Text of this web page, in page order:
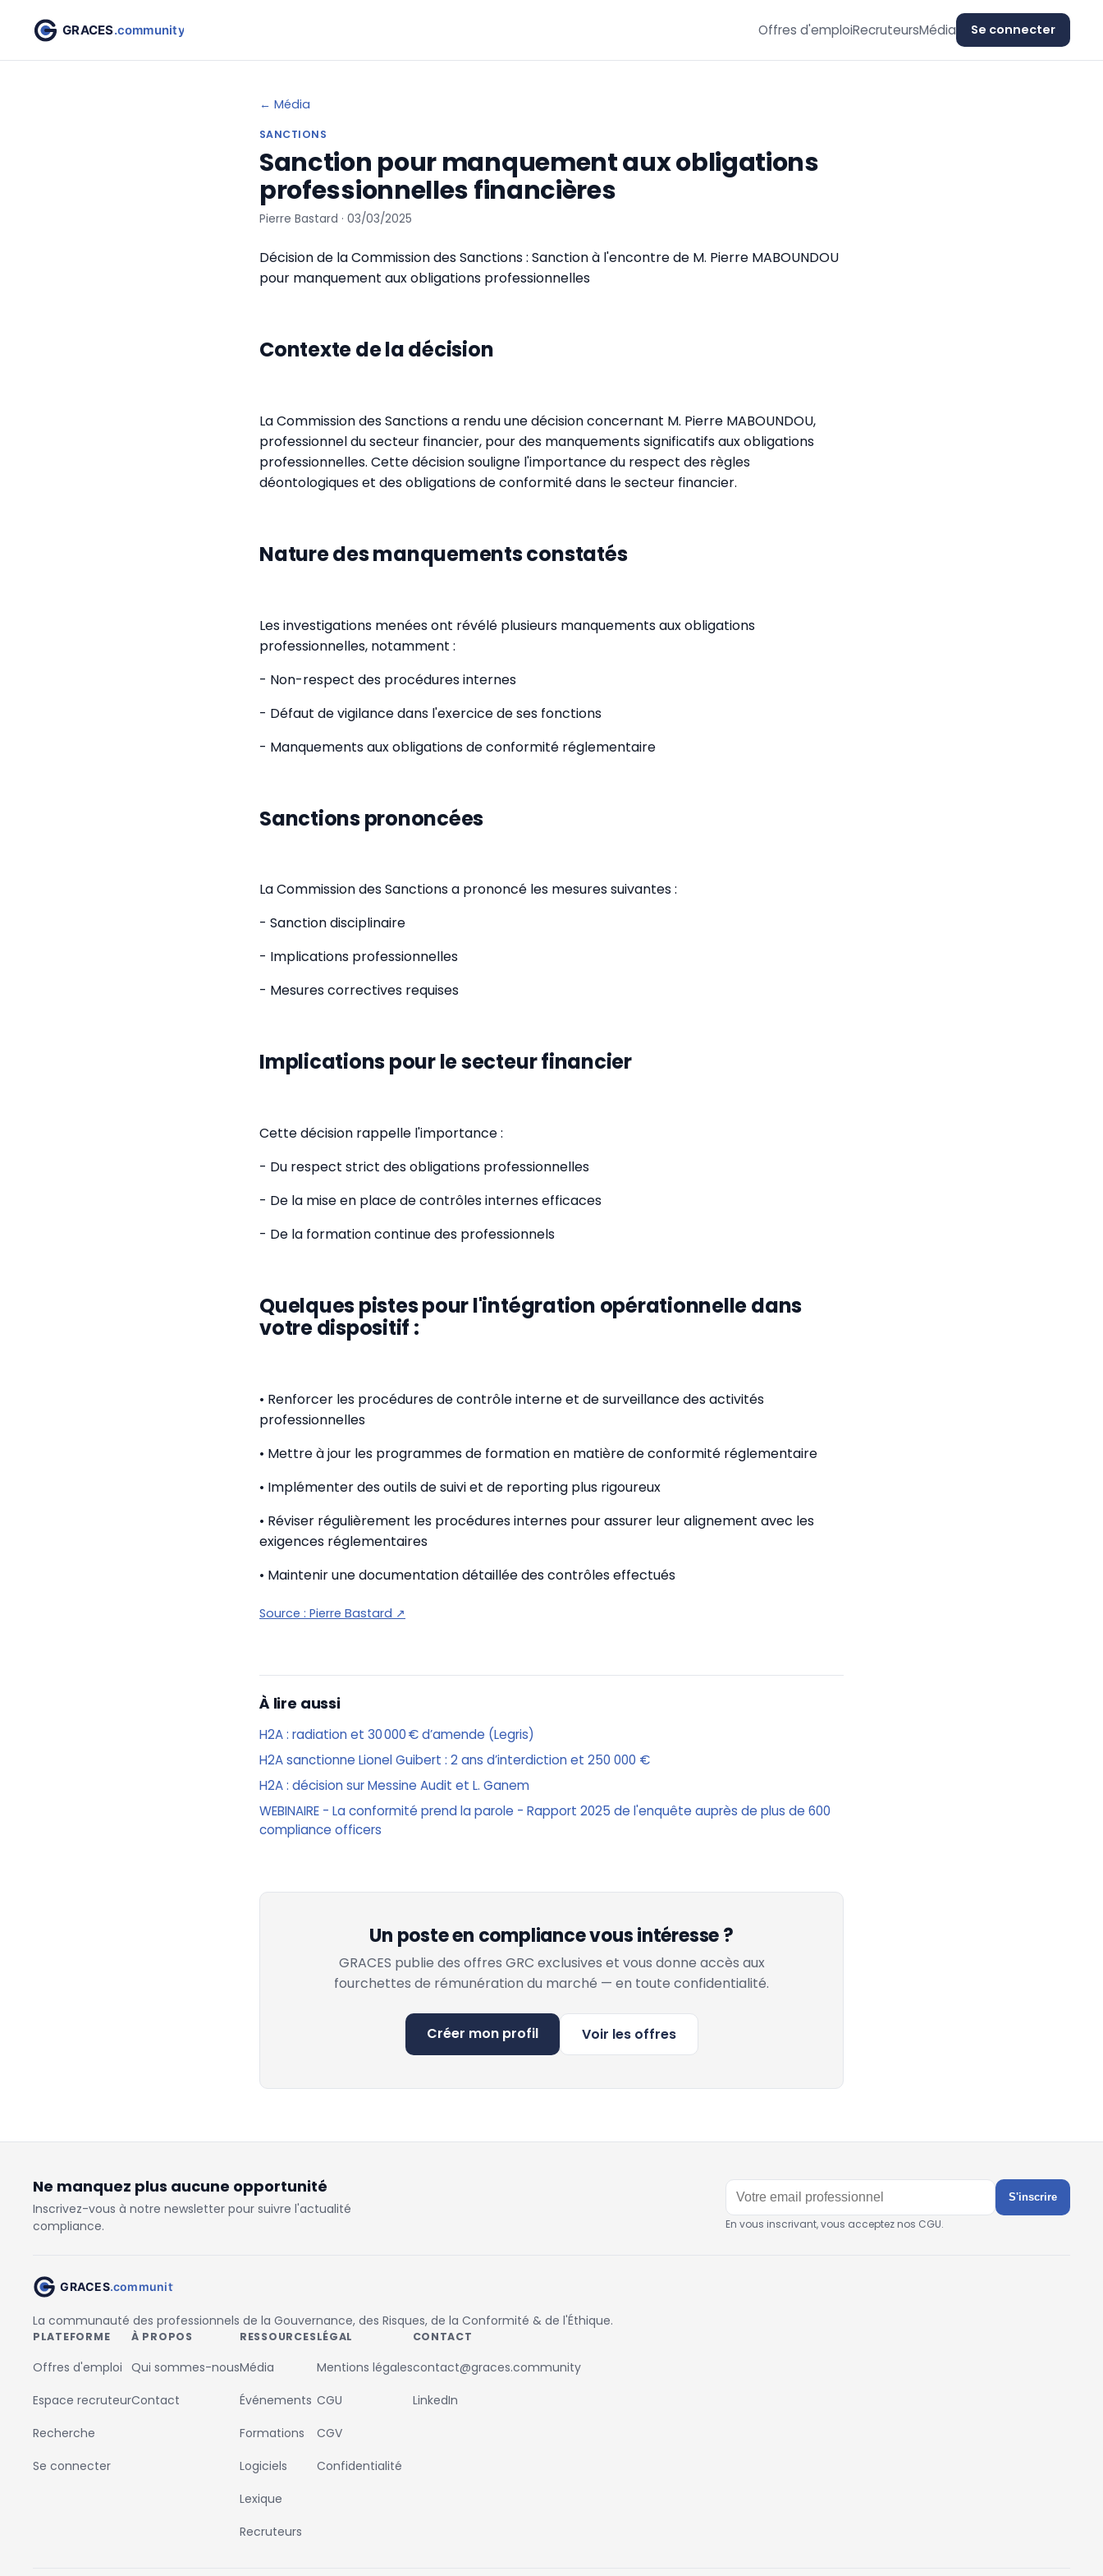
Offres d'emploiRecruteursMédia Se connecter
← Média
SANCTIONS
Sanction pour manquement aux obligations
professionnelles financières
Pierre Bastard · 03/03/2025
Décision de la Commission des Sanctions : Sanction à l'encontre de M. Pierre MABOUNDOU
pour manquement aux obligations professionnelles
Contexte de la décision
La Commission des Sanctions a rendu une décision concernant M. Pierre MABOUNDOU,
professionnel du secteur financier, pour des manquements significatifs aux obligations
professionnelles. Cette décision souligne l'importance du respect des règles
déontologiques et des obligations de conformité dans le secteur financier.
Nature des manquements constatés
Les investigations menées ont révélé plusieurs manquements aux obligations
professionnelles, notamment :
- Non-respect des procédures internes
- Défaut de vigilance dans l'exercice de ses fonctions
- Manquements aux obligations de conformité réglementaire
Sanctions prononcées
La Commission des Sanctions a prononcé les mesures suivantes :
- Sanction disciplinaire
- Implications professionnelles
- Mesures correctives requises
Implications pour le secteur financier
Cette décision rappelle l'importance :
- Du respect strict des obligations professionnelles
- De la mise en place de contrôles internes efficaces
- De la formation continue des professionnels
Quelques pistes pour l'intégration opérationnelle dans
votre dispositif :
• Renforcer les procédures de contrôle interne et de surveillance des activités
professionnelles
• Mettre à jour les programmes de formation en matière de conformité réglementaire
• Implémenter des outils de suivi et de reporting plus rigoureux
• Réviser régulièrement les procédures internes pour assurer leur alignement avec les
exigences réglementaires
• Maintenir une documentation détaillée des contrôles effectués
Source : Pierre Bastard ↗
À lire aussi
H2A : radiation et 30 000 € d’amende (Legris)
H2A sanctionne Lionel Guibert : 2 ans d’interdiction et 250 000 €
H2A : décision sur Messine Audit et L. Ganem
WEBINAIRE - La conformité prend la parole - Rapport 2025 de l'enquête auprès de plus de 600
compliance officers
Un poste en compliance vous intéresse ?
GRACES publie des offres GRC exclusives et vous donne accès aux
fourchettes de rémunération du marché — en toute confidentialité.
Créer mon profil Voir les offres
Ne manquez plus aucune opportunité
Inscrivez-vous à notre newsletter pour suivre l'actualité
compliance.
S'inscrire
En vous inscrivant, vous acceptez nos CGU.
La communauté des professionnels de la Gouvernance, des Risques, de la Conformité & de l'Éthique.
PLATEFORME
Offres d'emploi
Espace recruteur
Recherche
Se connecter
À PROPOS
Qui sommes-nous
Contact
RESSOURCES
Média
Événements
Formations
Logiciels
Lexique
Recruteurs
LÉGAL
Mentions légales
CGU
CGV
Confidentialité
CONTACT
contact@graces.community
LinkedIn